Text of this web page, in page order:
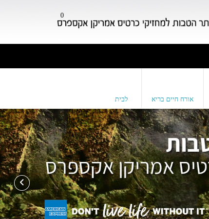
0
אורח חיים בריא לבית